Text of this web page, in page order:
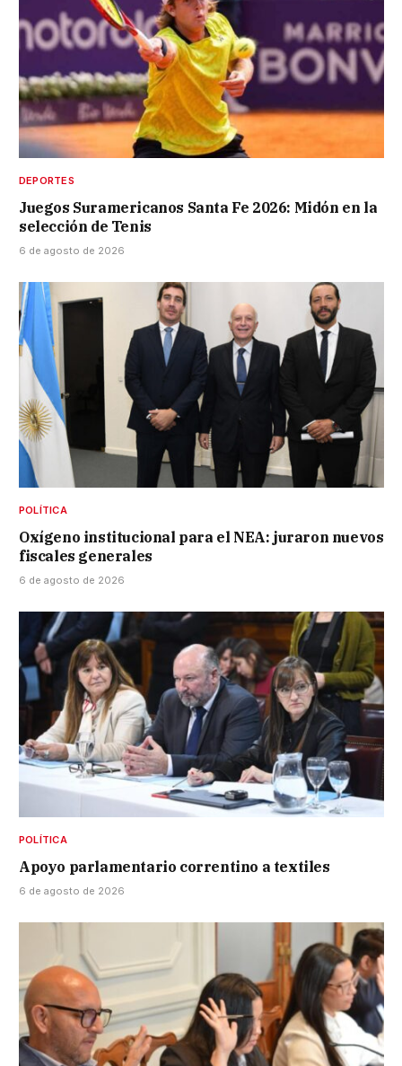
DEPORTES
Juegos Suramericanos Santa Fe 2026: Midón en la
selección de Tenis
6 de agosto de 2026
POLÍTICA
Oxígeno institucional para el NEA: juraron nuevos
fiscales generales
6 de agosto de 2026
POLÍTICA
Apoyo parlamentario correntino a textiles
6 de agosto de 2026